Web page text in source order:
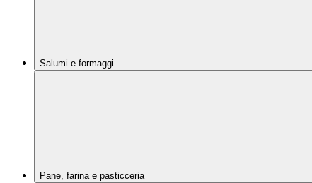
Salumi e formaggi
Pane, farina e pasticceria